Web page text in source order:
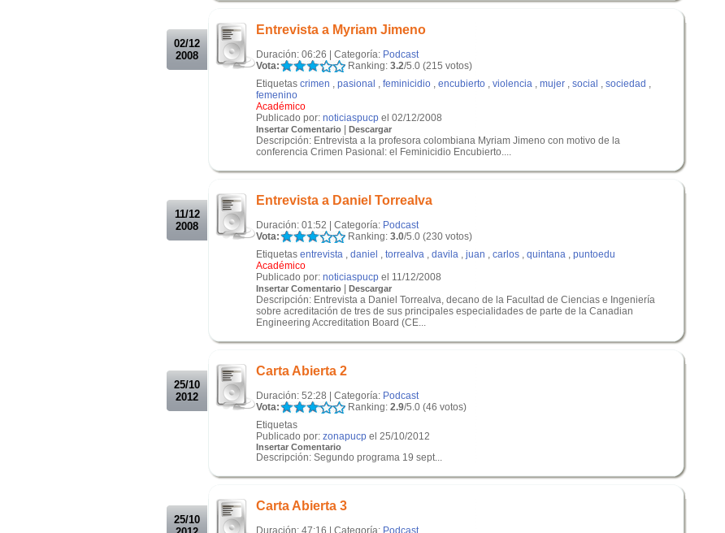
02/12
2008
Entrevista a Myriam Jimeno
Duración: 06:26 | Categoría: Podcast
Vota:
Ranking: 3.2/5.0 (215 votos)
Etiquetas crimen , pasional , feminicidio , encubierto , violencia , mujer , social , sociedad ,
femenino
Académico
Publicado por: noticiaspucp el 02/12/2008
Insertar Comentario | Descargar
Descripción: Entrevista a la profesora colombiana Myriam Jimeno con motivo de la
conferencia Crimen Pasional: el Feminicidio Encubierto....
11/12
2008
Entrevista a Daniel Torrealva
Duración: 01:52 | Categoría: Podcast
Vota:
Ranking: 3.0/5.0 (230 votos)
Etiquetas entrevista , daniel , torrealva , davila , juan , carlos , quintana , puntoedu
Académico
Publicado por: noticiaspucp el 11/12/2008
Insertar Comentario | Descargar
Descripción: Entrevista a Daniel Torrealva, decano de la Facultad de Ciencias e Ingeniería
sobre acreditación de tres de sus principales especialidades de parte de la Canadian
Engineering Accreditation Board (CE...
25/10
2012
Carta Abierta 2
Duración: 52:28 | Categoría: Podcast
Vota:
Ranking: 2.9/5.0 (46 votos)
Etiquetas
Publicado por: zonapucp el 25/10/2012
Insertar Comentario
Descripción: Segundo programa 19 sept...
25/10
Carta Abierta 3
Duración: 47:16 | Categoría: Podcast